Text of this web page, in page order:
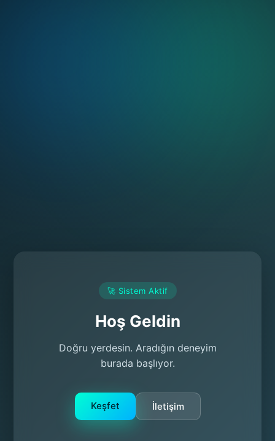
🚀 Sistem Aktif
Hoş Geldin
Doğru yerdesin. Aradığın deneyim
burada başlıyor.
Keşfet İletişim